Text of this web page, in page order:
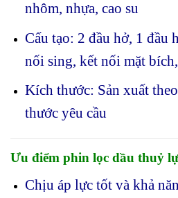
nhôm, nhựa, cao su
Cấu tạo: 2 đầu hở, 1 đầu
nối sing, kết nối mặt
Kích thước: Sản xuất
thước yêu cầu
Ưu điểm phin lọc dầu thuỷ
Chịu áp lực tốt và khả